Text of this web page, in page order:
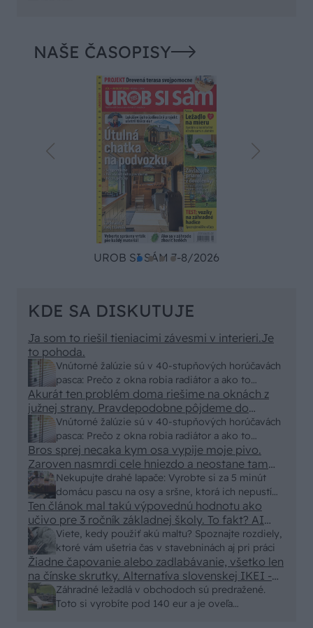
NAŠE ČASOPISY
UROB SI SÁM 7-8/2026
KDE SA DISKUTUJE
Vnútorné žalúzie sú v 40-stupňových horúčavách
pasca: Prečo z okna robia radiátor a ako to
vyriešiť za pár eur?
Ja som to riešil tieniacimi závesmi v interieri.Je
to pohoda.
Vnútorné žalúzie sú v 40-stupňových horúčavách
pasca: Prečo z okna robia radiátor a ako to
vyriešiť za pár eur?
Akurát ten problém doma riešime na oknách z
južnej strany. Pravdepodobne pôjdeme do
vonkajšieho tienenia na spôsob markízy
250x150cm. Čínsky predajcovia idú okolo 100
eur kus.
Nekupujte drahé lapače: Vyrobte si za 5 minút
domácu pascu na osy a sršne, ktorá ich nepustí
von
Bros sprej necaka kym osa vypije moje pivo.
Zaroven nasmrdi cele hniezdo a neostane tam
nic zive. Vasa pasca naucinke moc efektivne.
Skor pritiahne slimaky
Viete, kedy použiť akú maltu? Spoznajte rozdiely,
ktoré vám ušetria čas v stavebninách aj pri práci
Ten článok mal takú výpovednú hodnotu ako
učivo pre 3 ročník základnej školy. To fakt? AI
alebo nejaka kniha z VŠ? Dnešné rychlotvrdnuce
malty - pevnosť 40 Mpa a doba schnutia tak 15
minut , k tomu vodotesné s kryštálikou. A rozdiel
- schnutie a zretie. Nič?
Záhradné ležadlá v obchodoch sú predražené.
Toto si vyrobíte pod 140 eur a je oveľa
Žiadne čapovanie alebo zadlabávanie, všetko len
na čínske skrutky. Alternatíva slovenskej IKEI -
čo sa týka pevnosti. Autor si nedal veľa námahy s
remeselným spracovaním, škoda. No lepšie než